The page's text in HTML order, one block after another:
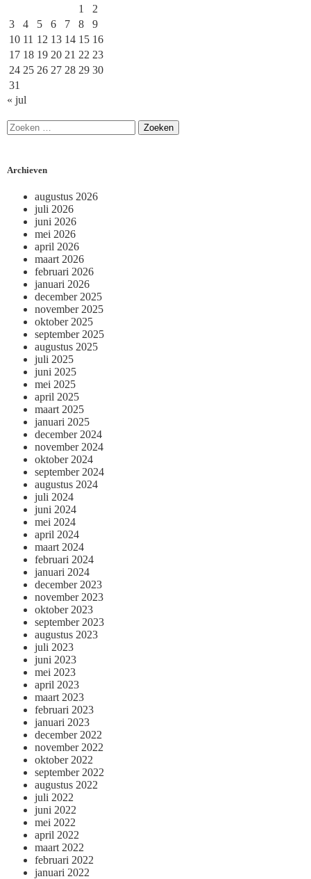
1
2
3
4 5 6 7 8
9
10 11 12 13 14 15 16
17 18 19 20 21 22 23
24 25 26 27 28 29 30
31
« jul
Archieven
augustus 2026
juli 2026
juni 2026
mei 2026
april 2026
maart 2026
februari 2026
januari 2026
december 2025
november 2025
oktober 2025
september 2025
augustus 2025
juli 2025
juni 2025
mei 2025
april 2025
maart 2025
januari 2025
december 2024
november 2024
oktober 2024
september 2024
augustus 2024
juli 2024
juni 2024
mei 2024
april 2024
maart 2024
februari 2024
januari 2024
december 2023
november 2023
oktober 2023
september 2023
augustus 2023
juli 2023
juni 2023
mei 2023
april 2023
maart 2023
februari 2023
januari 2023
december 2022
november 2022
oktober 2022
september 2022
augustus 2022
juli 2022
juni 2022
mei 2022
april 2022
maart 2022
februari 2022
januari 2022